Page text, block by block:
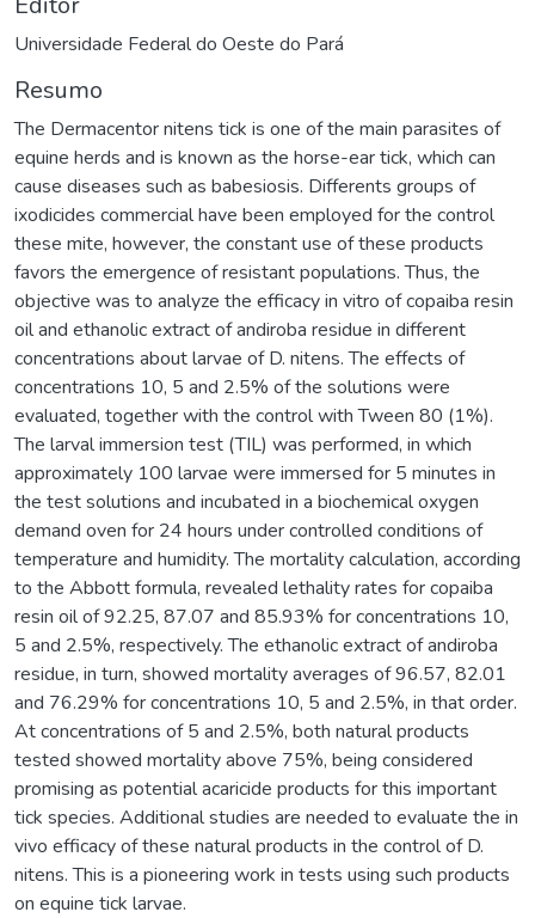
Universidade Federal do Oeste do Pará
Resumo
The Dermacentor nitens tick is one of the main parasites of
equine herds and is known as the horse-ear tick, which can
cause diseases such as babesiosis. Differents groups of
ixodicides commercial have been employed for the control
these mite, however, the constant use of these products
favors the emergence of resistant populations. Thus, the
objective was to analyze the efficacy in vitro of copaiba resin
oil and ethanolic extract of andiroba residue in different
concentrations about larvae of D. nitens. The effects of
concentrations 10, 5 and 2.5% of the solutions were
evaluated, together with the control with Tween 80 (1%).
The larval immersion test (TIL) was performed, in which
approximately 100 larvae were immersed for 5 minutes in
the test solutions and incubated in a biochemical oxygen
demand oven for 24 hours under controlled conditions of
temperature and humidity. The mortality calculation, according
to the Abbott formula, revealed lethality rates for copaiba
resin oil of 92.25, 87.07 and 85.93% for concentrations 10,
5 and 2.5%, respectively. The ethanolic extract of andiroba
residue, in turn, showed mortality averages of 96.57, 82.01
and 76.29% for concentrations 10, 5 and 2.5%, in that order.
At concentrations of 5 and 2.5%, both natural products
tested showed mortality above 75%, being considered
promising as potential acaricide products for this important
tick species. Additional studies are needed to evaluate the in
vivo efficacy of these natural products in the control of D.
nitens. This is a pioneering work in tests using such products
on equine tick larvae.